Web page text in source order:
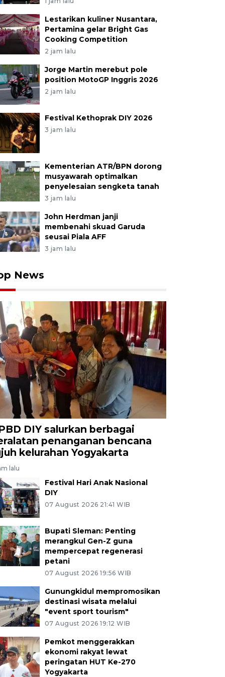
Lestarikan kuliner Nusantara,
Pertamina gelar Bright Gas
Cooking Competition
2 jam lalu
Jorge Martin merebut pole
position MotoGP Inggris 2026
2 jam lalu
Festival Kethoprak DIY 2026
3 jam lalu
Kementerian ATR/BPN dorong
musyawarah optimalkan
penyelesaian sengketa tanah
3 jam lalu
John Herdman janji
membenahi skuad Garuda
seusai Piala AFF
3 jam lalu
News
DIY salurkan berbagai
penanganan bencana
kelurahan Yogyakarta
lalu
Festival Hari Anak Nasional
DIY
07 August 2026 21:41 WIB
Bupati Sleman: Penting
merangkul Gen-Z guna
mempercepat regenerasi
petani
07 August 2026 19:56 WIB
Gunungkidul mempromosikan
destinasi wisata melalui
"event sport tourism"
07 August 2026 19:12 WIB
Pemkot menggerakkan
ekonomi rakyat lewat
peringatan HUT Ke-270
Yogyakarta